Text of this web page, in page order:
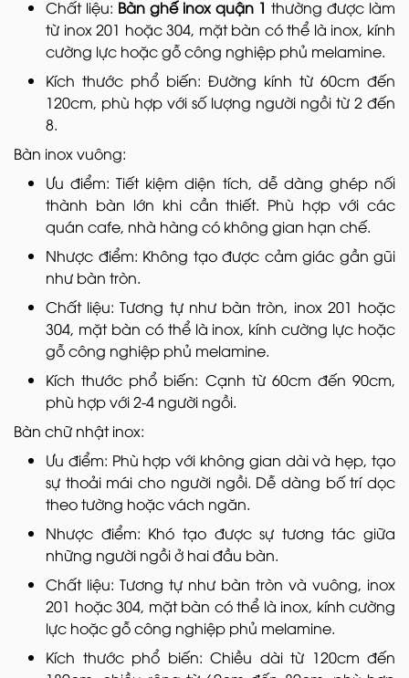
Chất liệu: Bàn ghế inox quận 1 thường được làm
từ inox 201 hoặc 304, mặt bàn có thể là inox, kính
cường lực hoặc gỗ công nghiệp phủ melamine.
Kích thước phổ biến: Đường kính từ 60cm đến
120cm, phù hợp với số lượng người ngồi từ 2 đến
8.
Bàn inox vuông:
Ưu điểm: Tiết kiệm diện tích, dễ dàng ghép nối
thành bàn lớn khi cần thiết. Phù hợp với các
quán cafe, nhà hàng có không gian hạn chế.
Nhược điểm: Không tạo được cảm giác gần gũi
như bàn tròn.
Chất liệu: Tương tự như bàn tròn, inox 201 hoặc
304, mặt bàn có thể là inox, kính cường lực hoặc
gỗ công nghiệp phủ melamine.
Kích thước phổ biến: Cạnh từ 60cm đến 90cm,
phù hợp với 2-4 người ngồi.
Bàn chữ nhật inox:
Ưu điểm: Phù hợp với không gian dài và hẹp, tạo
sự thoải mái cho người ngồi. Dễ dàng bố trí dọc
theo tường hoặc vách ngăn.
Nhược điểm: Khó tạo được sự tương tác giữa
những người ngồi ở hai đầu bàn.
Chất liệu: Tương tự như bàn tròn và vuông, inox
201 hoặc 304, mặt bàn có thể là inox, kính cường
lực hoặc gỗ công nghiệp phủ melamine.
Kích thước phổ biến: Chiều dài từ 120cm đến